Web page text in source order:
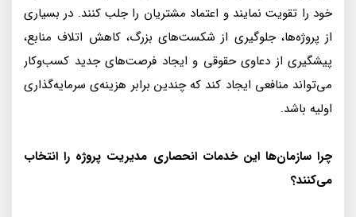
خود را تقویت نمایند و اعتماد مشتریان را جلب کنند. در بسیاری
از پروژه‌ها، جلوگیری از شکست‌های بزرگ، کاهش اتلاف منابع،
پیشگیری از دعاوی حقوقی و ایجاد فرصت‌های جدید کسب‌وکار
می‌تواند منافعی ایجاد کند که چندین برابر هزینه‌ی سرمایه‌گذاری
اولیه باشد.
چرا سازمان‌ها این خدمات انحصاری مدیریت پروژه را انتخاب
می‌کنند؟